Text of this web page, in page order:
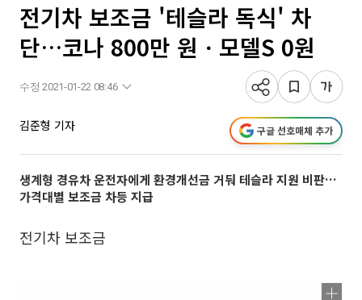
전기차 보조금 '테슬라 독식' 차
단…코나 800만 원ㆍ모델S 0원
수정 2021-01-22 08:46
김준형 기자 구글 선호매체 추가
생계형 경유차 운전자에게 환경개선금 거둬 테슬라 지원 비판…
가격대별 보조금 차등 지급
전기차 보조금